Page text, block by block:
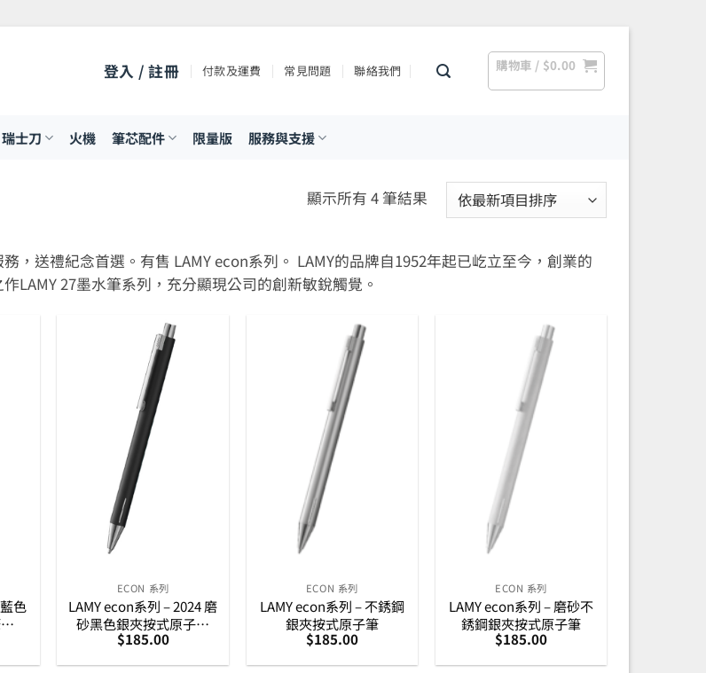
登入 / 註冊 付款及運費 常見問題 聯絡我們 購物車 / $0.00
瑞士刀 火機 筆芯配件 限量版 服務與支援
顯示所有 4 筆結果
項
，送禮紀念首選。有售 LAMY econ系列。 LAMY的品牌自1952年起已屹立至今，創業的
LAMY 27墨水筆系列，充分顯現公司的創新敏銳觸覺。
色
ECON 系列
LAMY econ系列 – 2024 磨
砂黑色銀夾按式原子筆
(4037301)
$185.00
ECON 系列
LAMY econ系列 – 不銹鋼
銀夾按式原子筆
$185.00
ECON 系列
LAMY econ系列 – 磨砂不
銹鋼銀夾按式原子筆
$185.00